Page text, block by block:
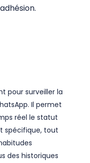
pour surveiller la
Il permet
réel le statut
spécifique, tout
des historiques